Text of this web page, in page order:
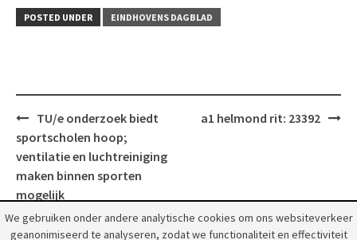
POSTED UNDER EINDHOVENS DAGBLAD
Post
navigation
TU/e onderzoek biedt
sportscholen hoop;
ventilatie en luchtreiniging
maken binnen sporten
mogelijk
a1 helmond rit: 23392
We gebruiken onder andere analytische cookies om ons websiteverkeer
geanonimiseerd te analyseren, zodat we functionaliteit en effectiviteit